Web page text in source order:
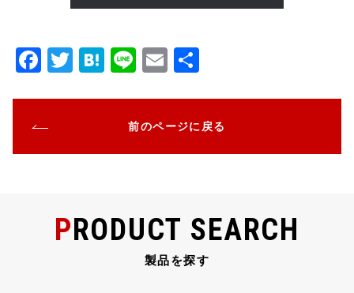
F
e
b
o
T
r
H
a
Li
E
l
前のページに戻る
PRODUCT SEARCH
製品を探す